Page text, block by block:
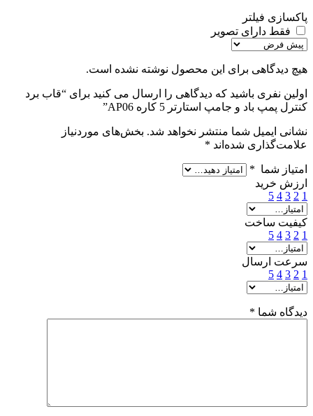
پاکسازی فیلتر
فقط دارای تصویر
هیچ دیدگاهی برای این محصول نوشته نشده است.
اولین نفری باشید که دیدگاهی را ارسال می کنید برای “قاب برد
کنترل پمپ باد و جامپ استارتر 5 کاره AP06”
نشانی ایمیل شما منتشر نخواهد شد. بخش‌های موردنیاز
علامت‌گذاری شده‌اند *
امتیاز شما *
ارزش خرید
1
2
3
4
5
کیفیت ساخت
1
2
3
4
5
سرعت ارسال
1
2
3
4
5
دیدگاه شما *